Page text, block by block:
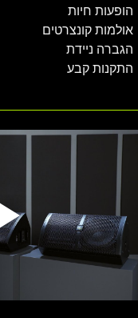
הופעות חיות
אולמות קונצרטים
הגברה ניידת
התקנות קבע